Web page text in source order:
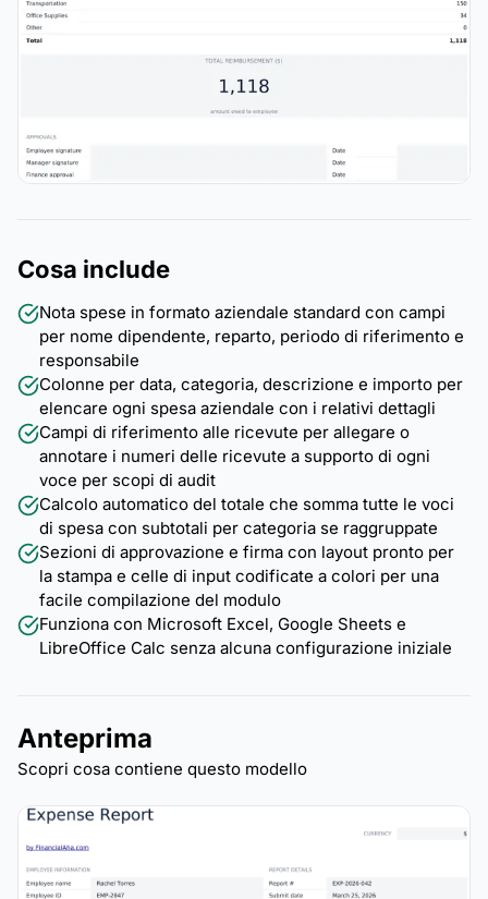
Cosa include
Nota spese in formato aziendale standard con campi
per nome dipendente, reparto, periodo di riferimento e
responsabile
Colonne per data, categoria, descrizione e importo per
elencare ogni spesa aziendale con i relativi dettagli
Campi di riferimento alle ricevute per allegare o
annotare i numeri delle ricevute a supporto di ogni
voce per scopi di audit
Calcolo automatico del totale che somma tutte le voci
di spesa con subtotali per categoria se raggruppate
Sezioni di approvazione e firma con layout pronto per
la stampa e celle di input codificate a colori per una
facile compilazione del modulo
Funziona con Microsoft Excel, Google Sheets e
LibreOffice Calc senza alcuna configurazione iniziale
Anteprima
Scopri cosa contiene questo modello